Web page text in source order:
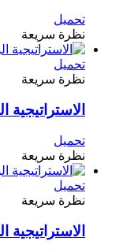
تحميل
نظرة سريعة
تحميل
نظرة سريعة
الاستراتيجية
تحميل
نظرة سريعة
تحميل
نظرة سريعة
الاستراتيجية